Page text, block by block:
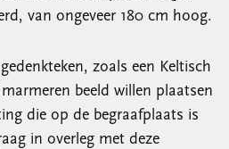
van ongeveer 180 cm hoog.
zoals een Keltisch
beeld willen plaatsen
die op de begraafplaats is
in overleg met deze